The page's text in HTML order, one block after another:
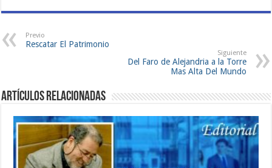
Previo
Rescatar El Patrimonio
Siguiente
Del Faro de Alejandria a la Torre
Mas Alta Del Mundo
Artículos Relacionadas